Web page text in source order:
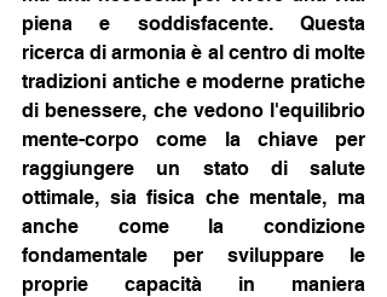
piena e soddisfacente. Questa
ricerca di armonia è al centro di molte
tradizioni antiche e moderne pratiche
di benessere, che vedono l'equilibrio
mente-corpo come la chiave per
raggiungere un stato di salute
ottimale, sia fisica che mentale, ma
anche come la condizione
fondamentale per sviluppare le
proprie capacità in maniera